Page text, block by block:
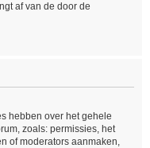
af van de door de
hebben over het gehele
zoals: permissies, het
of moderators aanmaken,